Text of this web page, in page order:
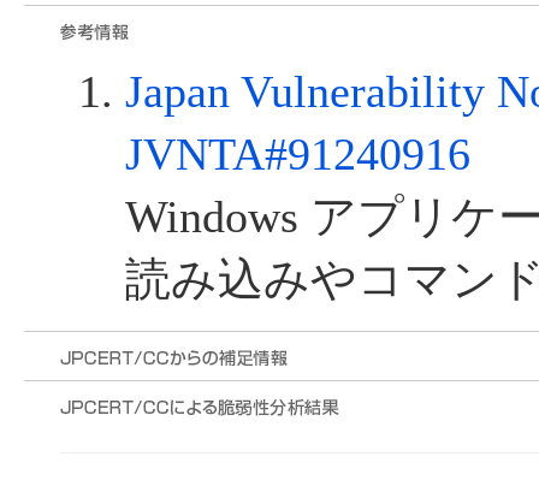
Japan Vulnerability
JVNTA#91240916
Windows アプリケ
読み込みやコマン